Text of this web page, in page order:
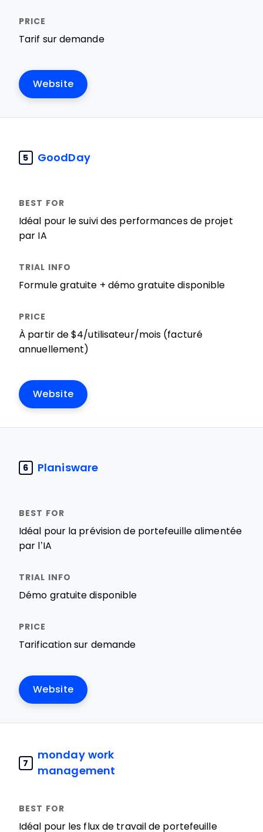
Tarif sur demande
Website
5 GoodDay
Idéal pour le suivi des performances de projet
par IA
Formule gratuite + démo gratuite disponible
À partir de $4/utilisateur/mois (facturé
annuellement)
Website
6 Planisware
Idéal pour la prévision de portefeuille alimentée
par l’IA
Démo gratuite disponible
Tarification sur demande
Website
7
monday work
management
Idéal pour les flux de travail de portefeuille